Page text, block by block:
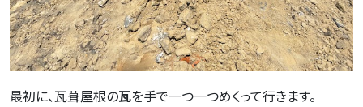
最初に、瓦葺屋根の瓦を手で一つ一つめくって行きます。